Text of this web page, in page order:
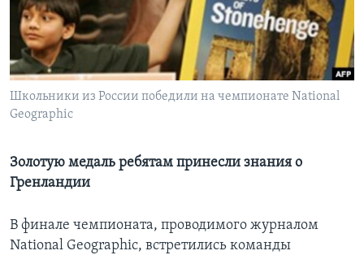
Learning English
СОЦИАЛЬНЫЕ СЕТИ
Школьники из России победили на чемпионате National
Geographic
Золотую медаль ребятам принесли знания о
Гренландии
В финале чемпионата, проводимого журналом
National Geographic, встретились команды